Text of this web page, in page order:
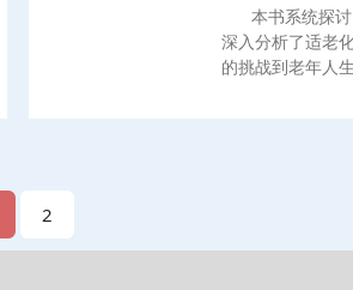
本书系统探
深入分析了适老
的挑战到老年人
2